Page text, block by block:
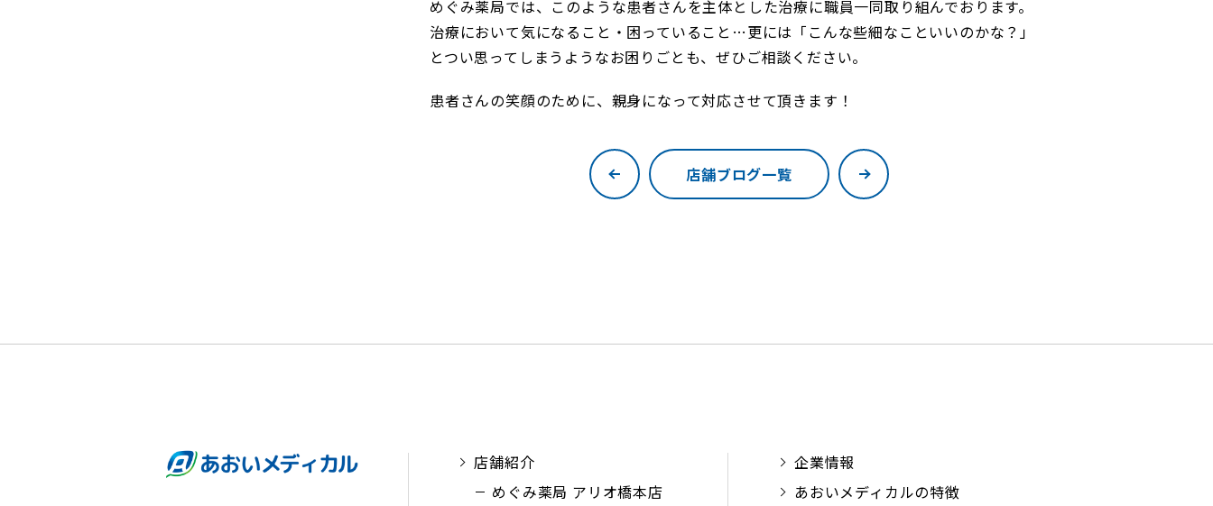
めぐみ薬局では、このような患者さんを主体とした治療に職員一同取り組んでおります。
治療において気になること・困っていること…更には「こんな些細なこといいのかな？」
とつい思ってしまうようなお困りごとも、ぜひご相談ください。
患者さんの笑顔のために、親身になって対応させて頂きます！
店舗ブログ一覧
店舗紹介
めぐみ薬局 アリオ橋本店
企業情報
あおいメディカルの特徴